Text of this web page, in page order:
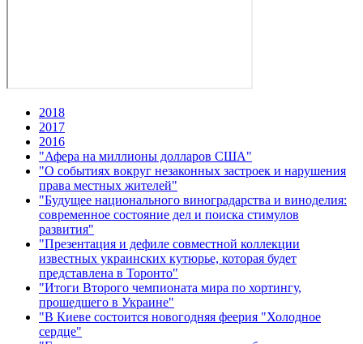
2018
2017
2016
"Афера на миллионы долларов США"
"О событиях вокруг незаконных застроек и нарушения
права местных жителей"
"Будущее национального виноградарства и виноделия:
современное состояние дел и поиска стимулов
развития"
"Презентация и дефиле совместной коллекции
известных украинских кутюрье, которая будет
представлена в Торонто"
"Итоги Второго чемпионата мира по хортингу,
прошедшего в Украине"
"В Киеве состоится новогодняя феерия "Холодное
сердце"